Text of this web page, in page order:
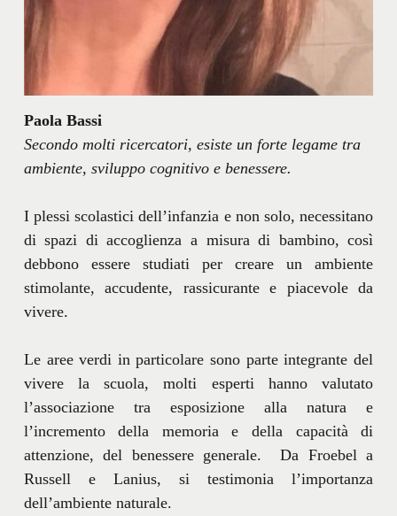
Paola Bassi
Secondo molti ricercatori, esiste un forte legame tra
ambiente, sviluppo cognitivo e benessere.
I plessi scolastici dell’infanzia e non solo, necessitano
di spazi di accoglienza a misura di bambino, così
debbono essere studiati per creare un ambiente
stimolante, accudente, rassicurante e piacevole da
vivere.
Le aree verdi in particolare sono parte integrante del
vivere la scuola, molti esperti hanno valutato
l’associazione tra esposizione alla natura e
l’incremento della memoria e della capacità di
attenzione, del benessere generale. Da Froebel a
Russell e Lanius, si testimonia l’importanza
dell’ambiente naturale.